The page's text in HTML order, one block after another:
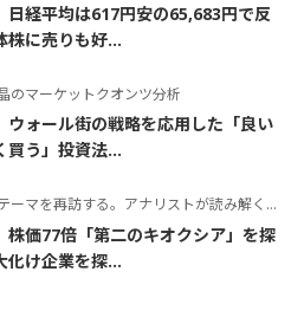
日経平均は617円安の65,683円で反
に売りも好...
のマーケットクオンツ分析
ウォール街の戦略を応用した「良い
買う」投資法...
マを再訪する。アナリストが読み解くテーマの本質
株価77倍「第二のキオクシア」を探
化け企業を探...